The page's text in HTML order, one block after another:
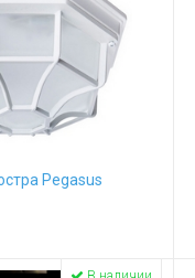
Pegasus